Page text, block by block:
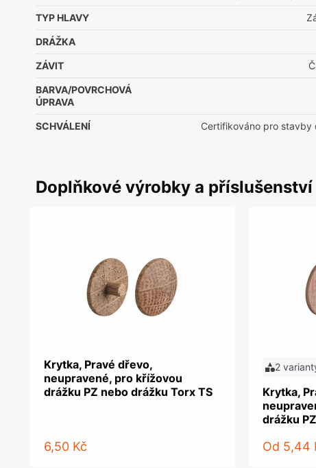
TYP HLAVY
DRÁŽKA
ZÁVIT
BARVA/POVRCHOVÁ
ÚPRAVA
SCHVÁLENÍ Certifikováno pro stavby
Doplňkové výrobky a příslušenství
Krytka, Pravé dřevo,
neupravené, pro křížovou
drážku PZ nebo drážku Torx TS
6,50 Kč
2
Krytka,
drážku
Od 5,44